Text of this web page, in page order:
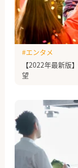
【2022年最新版
望
#エンタメ